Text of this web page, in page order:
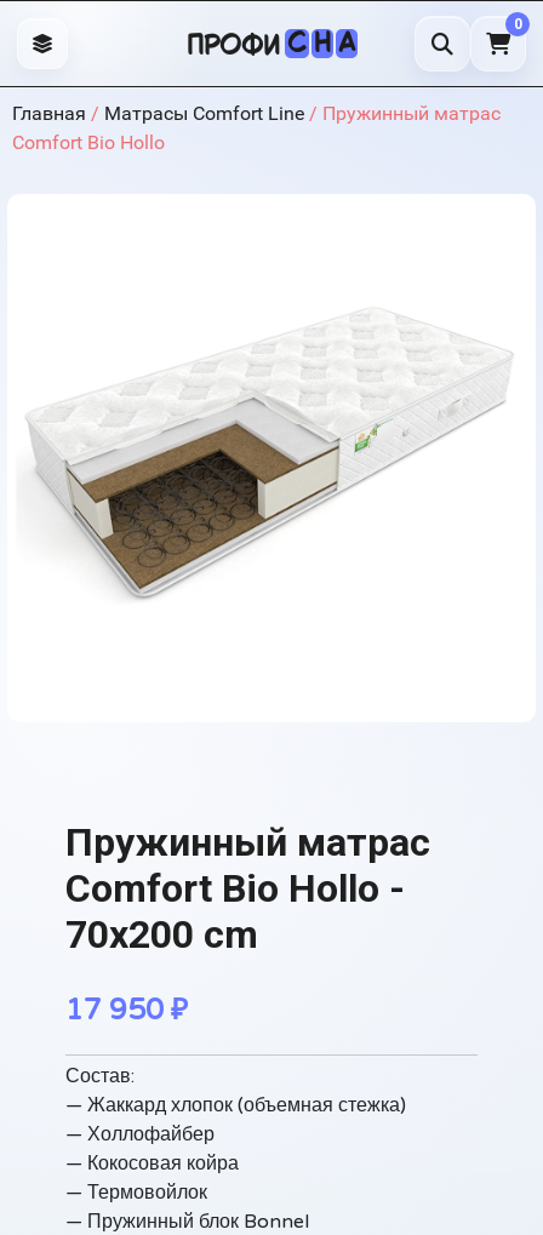
профи С Н А
0
Главная / Матрасы Comfort Line / Пружинный матрас
Comfort Bio Hollo
Пружинный матрас
Comfort Bio Hollo -
70x200 cm
17 950 ₽
Состав:
— Жаккард хлопок (объемная стежка)
— Холлофайбер
— Кокосовая койра
— Термовойлок
— Пружинный блок Bonnel